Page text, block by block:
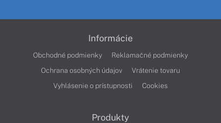
Informácie
Obchodné podmienky
Reklamačné podmienky
Ochrana osobných údajov
Vrátenie tovaru
Vyhlásenie o prístupnosti
Cookies
Produkty